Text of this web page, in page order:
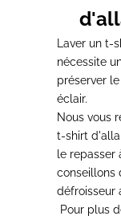
Laver un t-
nécessite
préserver le
éclair.
Nous vous
t-shirt
le repasser
conseillons
défroisseur
Pour plus